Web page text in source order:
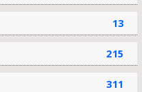
13
215
311